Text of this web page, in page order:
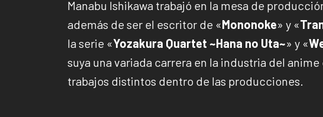
Manabu Ishikawa trabajó en la mesa de
además de ser el escritor de «Mononoke» y «
la serie «Yozakura Quartet ~Hana no Uta~» y «
suya una variada carrera en la industria del
trabajos distintos dentro de las producciones.